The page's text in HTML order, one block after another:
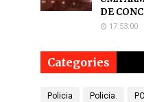
DE
17:53:00
Categories
Policia Policia.